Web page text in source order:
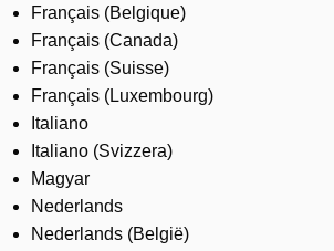
Français (Belgique)
Français (Canada)
Français (Suisse)
Français (Luxembourg)
Italiano
Italiano (Svizzera)
Magyar
Nederlands
Nederlands (België)